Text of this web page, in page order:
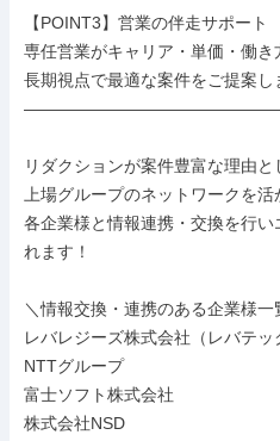
【POINT3】営業の伴走サポート
専任営業がキャリア・単価・働き
長期視点で最適な案件をご提案し
リダクションが案件豊富な理由と
上場グループのネットワークを活
各企業様と情報連携・交換を行
れます！
＼情報交換・連携のある企業様一
レバレジーズ株式会社（レバテッ
NTTグループ
富士ソフト株式会社
株式会社NSD